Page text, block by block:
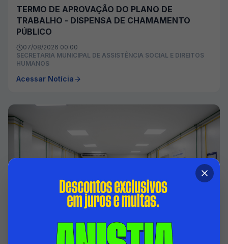
TERMO DE APROVAÇÃO DO PLANO DE
TRABALHO - DISPENSA DE CHAMAMENTO
PÚBLICO
07/08/2026 00:00
SECRETARIA MUNICIPAL DE ASSISTÊNCIA SOCIAL E DIREITOS
HUMANOS
Acessar Notícia